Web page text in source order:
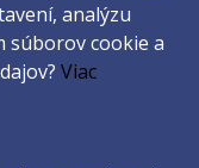
analýzu
súborov cookie a
Viac